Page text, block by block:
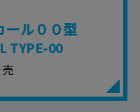
ール００型
TYPE-00